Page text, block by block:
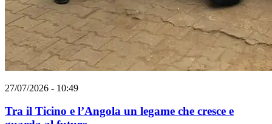
27/07/2026 - 10:49
Tra il Ticino e l’Angola un legame che cresce e